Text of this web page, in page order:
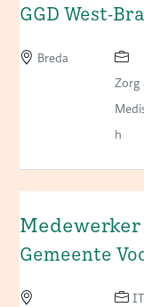
GGD West-
Breda
Zorg
h
Gemeente